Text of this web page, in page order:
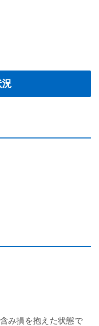
況
み損を抱えた状態で